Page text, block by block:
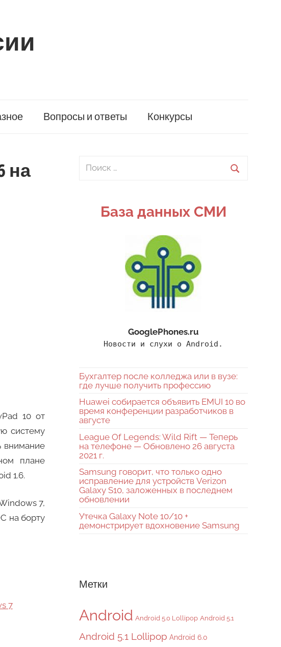
Вопросы и ответы Конкурсы
на
10 от
систему
внимание
плане
1.6.
7,
на борту
7
Поиск
База данных СМИ
GooglePhones.ru
Новости и слухи о Android.
Бухгалтер после колледжа или в вузе:
где лучше получить профессию
Huawei собирается объявить EMUI 10 во
время конференции разработчиков в
августе
League Of Legends: Wild Rift — Теперь
на телефоне — Обновлено 26 августа
2021 г.
Samsung говорит, что только одно
исправление для устройств Verizon
Galaxy S10, заложенных в последнем
обновлении
Утечка Galaxy Note 10/10 +
демонстрирует вдохновение Samsung
Метки
Android Android 5.0 Lollipop Android 5.1
Android 5.1 Lollipop Android 6.0